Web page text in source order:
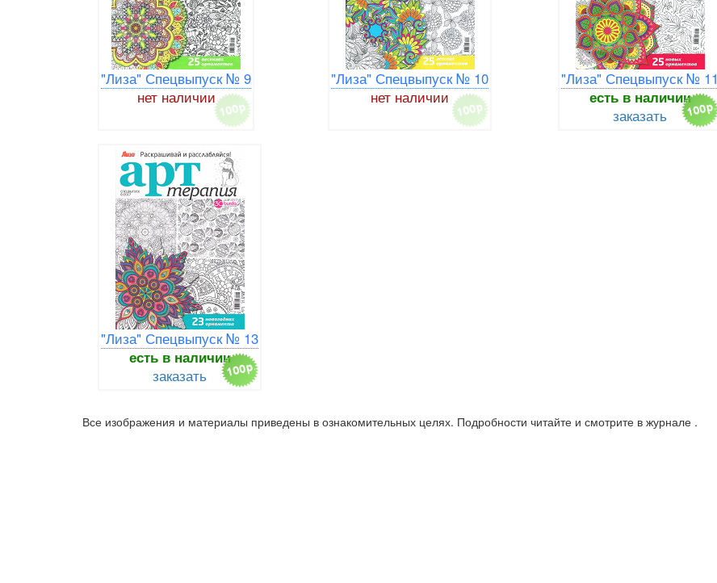
"Лиза" Спецвыпуск № 9
нет наличии
"Лиза" Спецвыпуск № 10
нет наличии
"Лиза" Спецвыпуск № 11
есть в наличии
заказать
"Лиза" Спецвыпуск № 13
есть в наличии
заказать
Все изображения и материалы приведены в ознакомительных целях. Подробности читайте и смотрите в журнале .